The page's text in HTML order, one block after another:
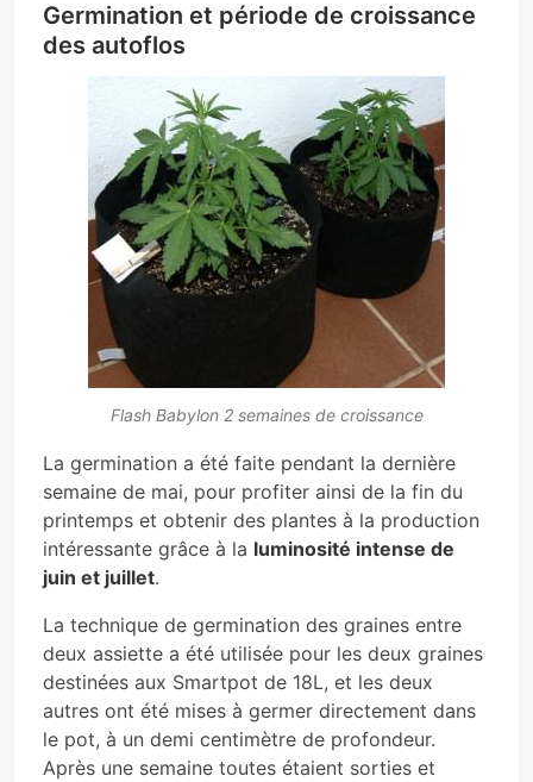
Germination et période de croissance
des autoflos
Flash Babylon 2 semaines de croissance
La germination a été faite pendant la dernière
semaine de mai, pour profiter ainsi de la fin du
printemps et obtenir des plantes à la production
intéressante grâce à la luminosité intense de
juin et juillet.
La technique de germination des graines entre
deux assiette a été utilisée pour les deux graines
destinées aux Smartpot de 18L, et les deux
autres ont été mises à germer directement dans
le pot, à un demi centimètre de profondeur.
Après une semaine toutes étaient sorties et